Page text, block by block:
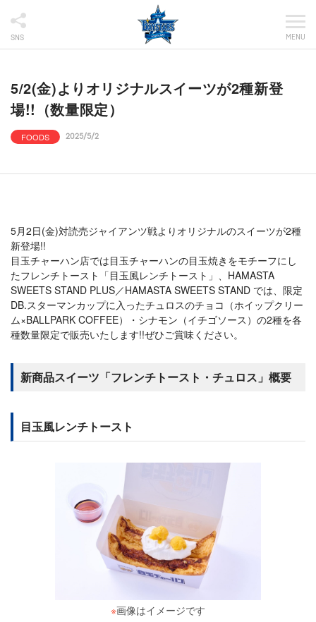
SNS MENU
5/2(金)よりオリジナルスイーツが2種新登
場!!（数量限定）
FOODS 2025/5/2
5月2日(金)対読売ジャイアンツ戦よりオリジナルのスイーツが2種
新登場!!
目玉チャーハン店では目玉チャーハンの目玉焼きをモチーフにし
たフレンチトースト「目玉風レンチトースト」、HAMASTA
SWEETS STAND PLUS／HAMASTA SWEETS STAND では、限定
DB.スターマンカップに入ったチュロスのチョコ（ホイップクリー
ム×BALLPARK COFFEE）・シナモン（イチゴソース）の2種を各
種数量限定で販売いたします!!ぜひご賞味ください。
新商品スイーツ「フレンチトースト・チュロス」概要
目玉風レンチトースト
※画像はイメージです